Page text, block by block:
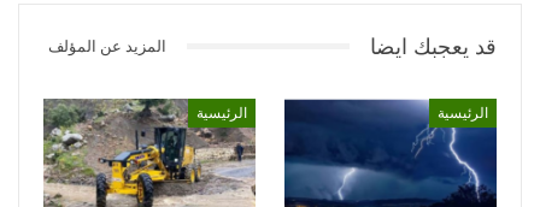
قد يعجبك ايضا المزيد عن المؤلف
الرئيسية الرئيسية